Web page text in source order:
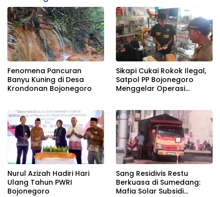
Fenomena Pancuran
Banyu Kuning di Desa
Krondonan Bojonegoro
Sikapi Cukai Rokok Ilegal,
Satpol PP Bojonegoro
Menggelar Operasi
Nurul Azizah Hadiri Hari
Ulang Tahun PWRI
Bojonegoro
Sang Residivis Restu
Berkuasa di Sumedang:
Mafia Solar Subsidi